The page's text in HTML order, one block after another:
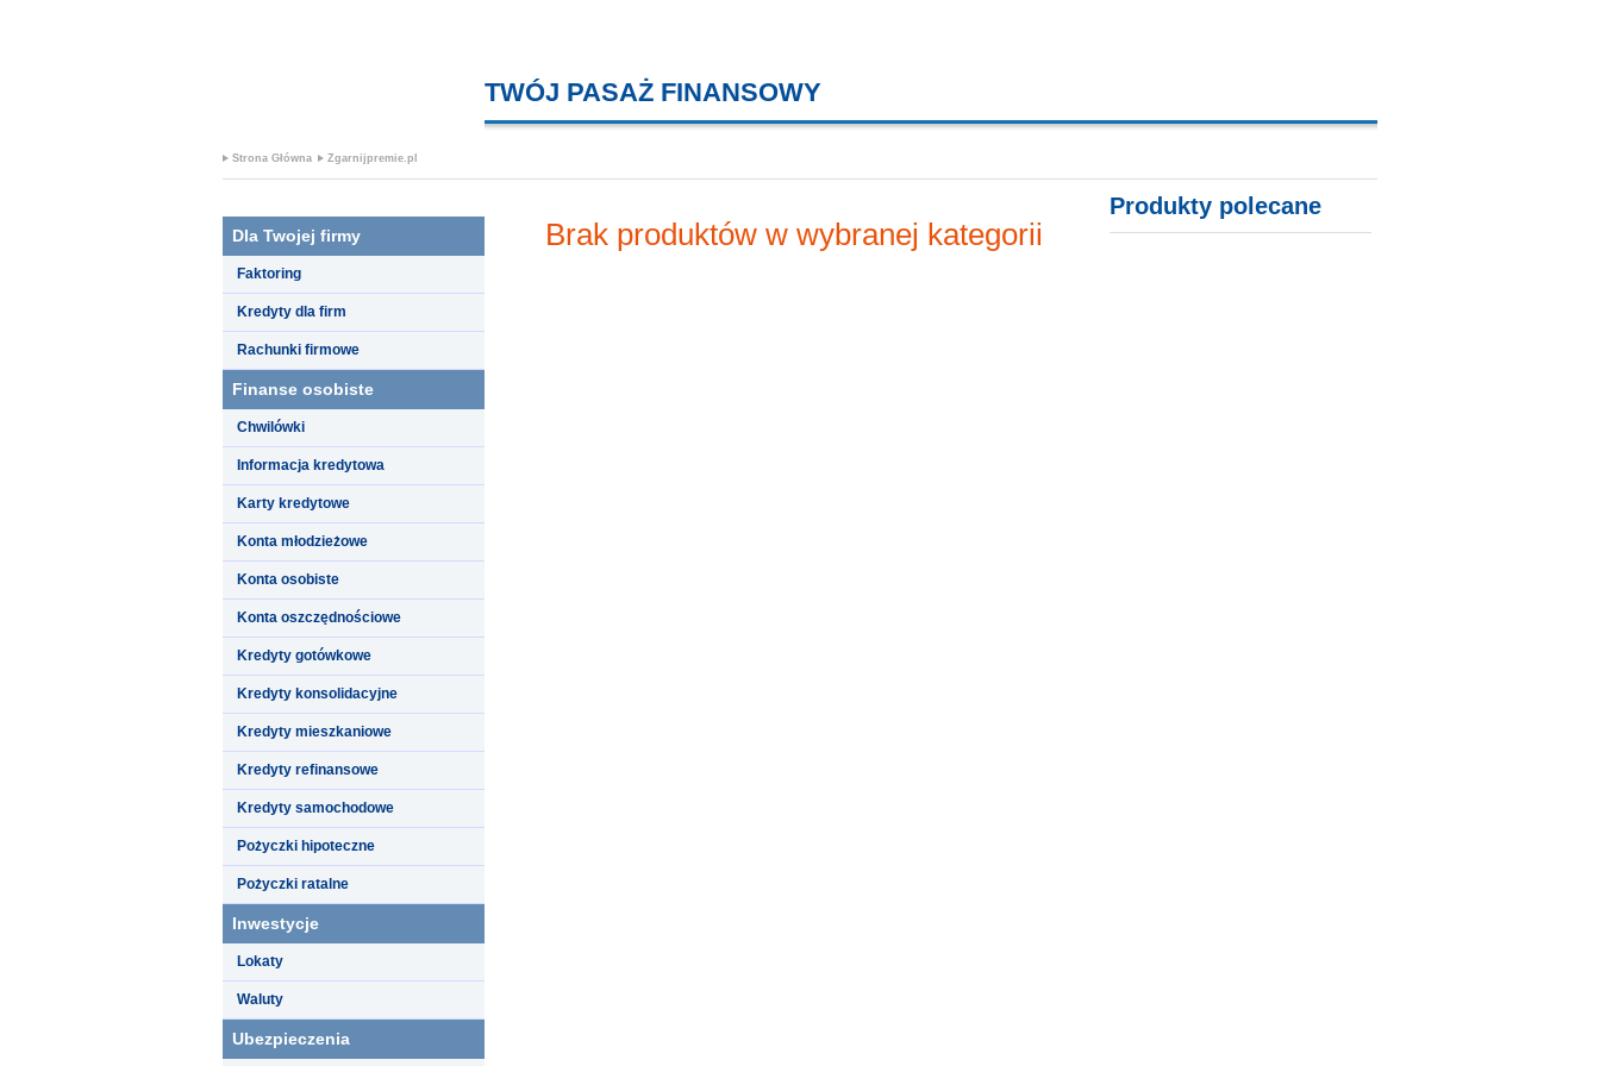
TWÓJ PASAŻ FINANSOWY
Strona Główna Zgarnijpremie.pl
Dla Twojej firmy
Faktoring
Kredyty dla firm
Rachunki firmowe
Finanse osobiste
Chwilówki
Informacja kredytowa
Karty kredytowe
Konta młodzieżowe
Konta osobiste
Konta oszczędnościowe
Kredyty gotówkowe
Kredyty konsolidacyjne
Kredyty mieszkaniowe
Kredyty refinansowe
Kredyty samochodowe
Pożyczki hipoteczne
Pożyczki ratalne
Inwestycje
Lokaty
Waluty
Ubezpieczenia
Brak produktów w wybranej kategorii
Produkty polecane